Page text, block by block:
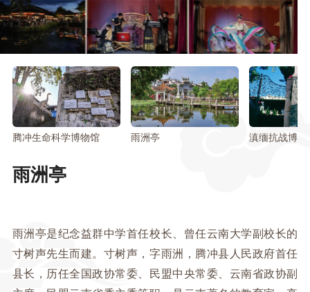
腾冲生命科学博物馆 雨洲亭 滇缅抗战博物
雨洲亭
雨洲亭是纪念益群中学首任校长、曾任云南大学副校长的
寸树声先生而建。寸树声，字雨洲，腾冲县人民政府首任
县长，历任全国政协常委、民盟中央常委、云南省政协副